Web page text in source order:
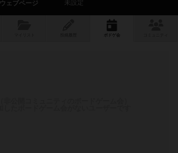
ウェブページ
未設定
ボ ドゲ